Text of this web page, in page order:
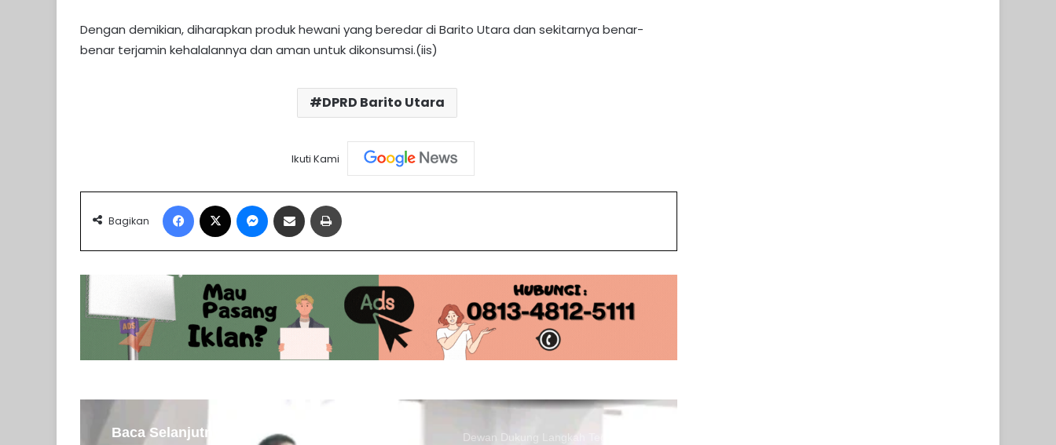
Dengan demikian, diharapkan produk hewani yang beredar di Barito Utara dan sekitarnya benar-
benar terjamin kehalalannya dan aman untuk dikonsumsi.(iis)
DPRD Barito Utara
Ikuti Kami
Bagikan
Facebook Messenger
Share via Email
Baca Selanjutnya
APBD 2025, Ini 4 Agenda Paripurna
Pimpinan DPRD Barito Utara
Apresiasi Dedikasi Polri
Dewan Harapkan Atlet O2SN Barito